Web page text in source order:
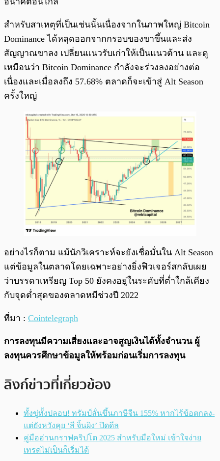
สำหรับสาเหตุที่เป็นเช่นนั้นเนื่องจากในภาพใหญ่ Bitcoin
Dominance ได้หลุดออกจากกรอบของขาขึ้นและส่ง
สัญญาณขาลง เปลี่ยนแนวรับเก่าให้เป็นแนวต้าน และดู
เหมือนว่า Bitcoin Dominance กำลังจะร่วงลงอย่างต่อ
เนื่องและเมื่อลงถึง 57.68% ตลาดก็จะเข้าสู่ Alt Season
ครั้งใหญ่
อย่างไรก็ตาม แม้นักวิเคราะห์จะยังเชื่อมั่นใน Alt Season
แต่ข้อมูลในตลาดโดยเฉพาะอย่างยิ่งฟิวเจอร์สกลับเผย
ว่าบรรดาเหรียญ Top 50 ยังคงอยู่ในระดับที่ต่ำใกล้เคียง
กับจุดต่ำสุดของตลาดหมีช่วงปี 2022
ที่มา : Cointelegraph
การลงทุนมีความเสี่ยงและอาจสูญเงินได้ทั้งจำนวน ผู้
ลงทุนควรศึกษาข้อมูลให้พร้อมก่อนเริ่มการลงทุน
ลิงก์ข่าวที่เกี่ยวข้อง
ทั้งขู่ทั้งปลอบ! ทรัมป์ลั่นขึ้นภาษีจีน 155% หากไร้ข้อตกลง-
แต่ยังหวังคุย ‘สี จิ้นผิง’ ปิดดีล
คู่มืออ่านกราฟคริปโต 2025 สำหรับมือใหม่ เข้าใจง่าย
เทรดไม่เป็นก็เริ่มได้